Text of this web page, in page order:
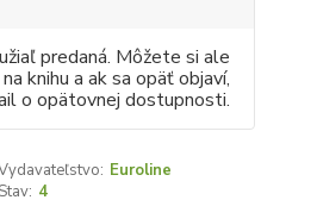
predaná. Môžete si ale
knihu a ak sa opäť objaví,
o opätovnej dostupnosti.
Euroline
Stav: 4